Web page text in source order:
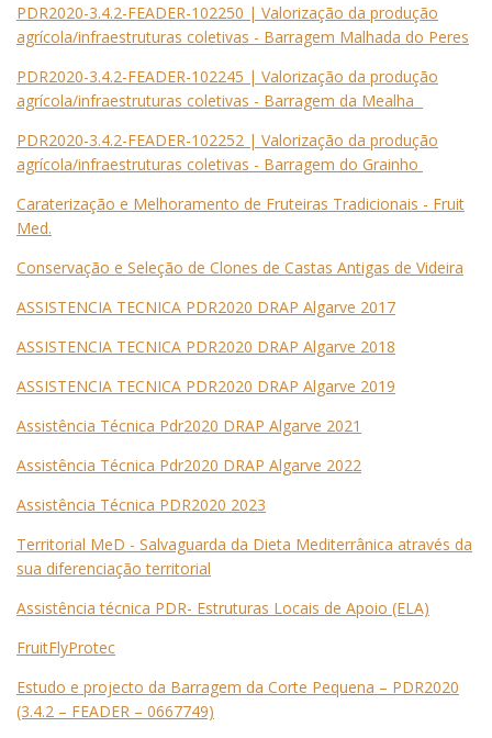
PDR2020-3.4.2-FEADER-102250 | Valorização da produção
agrícola/infraestruturas coletivas - Barragem Malhada do Peres
PDR2020-3.4.2-FEADER-102245 | Valorização da produção
agrícola/infraestruturas coletivas - Barragem da Mealha
PDR2020-3.4.2-FEADER-102252 | Valorização da produção
agrícola/infraestruturas coletivas - Barragem do Grainho
Caraterização e Melhoramento de Fruteiras Tradicionais - Fruit
Med.
Conservação e Seleção de Clones de Castas Antigas de Videira
ASSISTENCIA TECNICA PDR2020 DRAP Algarve 2017
ASSISTENCIA TECNICA PDR2020 DRAP Algarve 2018
ASSISTENCIA TECNICA PDR2020 DRAP Algarve 2019
Assistência Técnica Pdr2020 DRAP Algarve 2021
Assistência Técnica Pdr2020 DRAP Algarve 2022
Assistência Técnica PDR2020 2023
Territorial MeD - Salvaguarda da Dieta Mediterrânica através da
sua diferenciação territorial
Assistência técnica PDR- Estruturas Locais de Apoio (ELA)
FruitFlyProtec
Estudo e projecto da Barragem da Corte Pequena – PDR2020
(3.4.2 – FEADER – 0667749)